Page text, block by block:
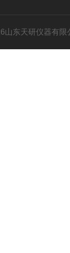
山东天研仪器有